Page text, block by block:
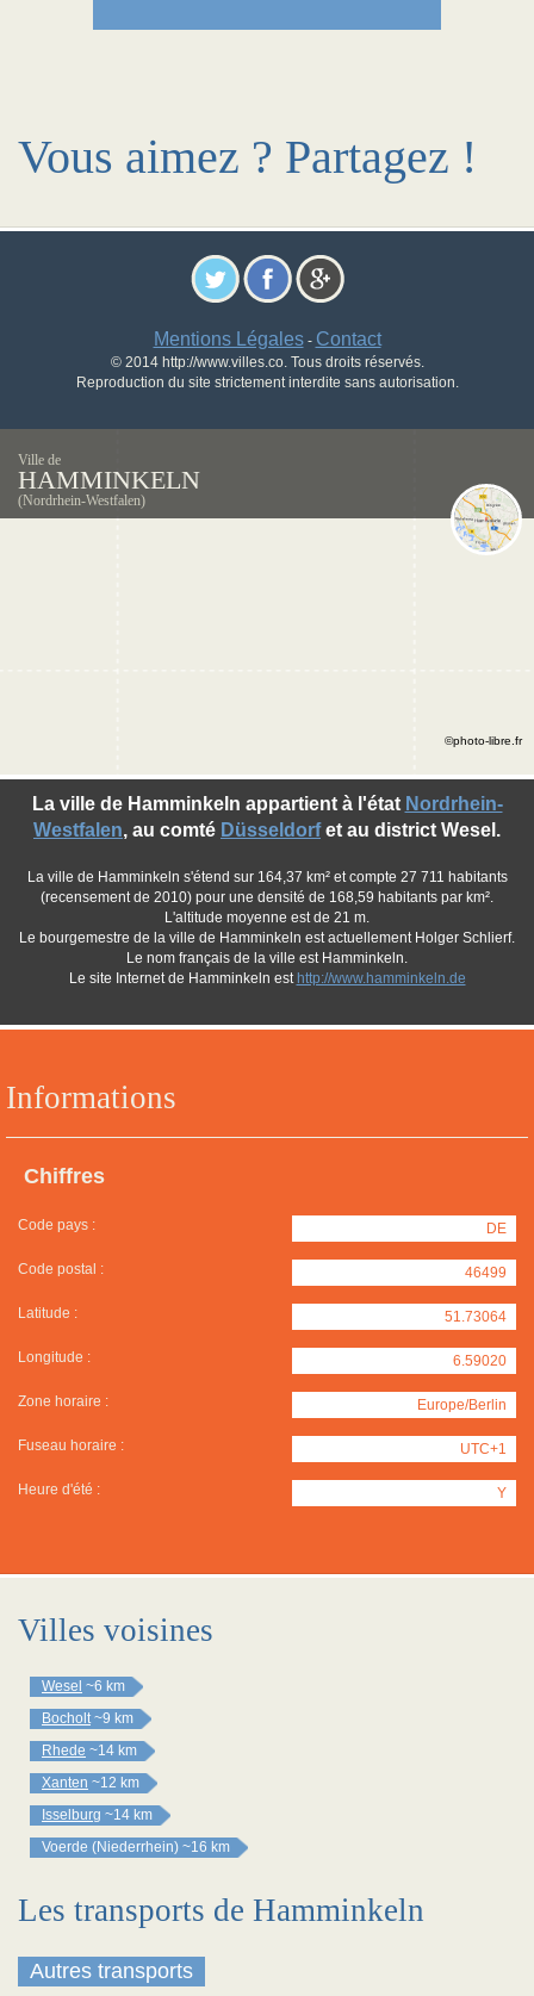
Vous aimez ? Partagez !
Mentions Légales- Contact
© 2014 http://www.villes.co. Tous droits réservés.
Reproduction du site strictement interdite sans autorisation.
Ville de
HAMMINKELN
(Nordrhein-Westfalen)
Informations
Chiffres
Code pays : DE
Code postal : 46499
Latitude : 51.73064
Longitude : 6.59020
Zone horaire : Europe/Berlin
Fuseau horaire : UTC+1
Heure d'été : Y
La ville de Hamminkeln appartient à l'état Nordrhein-
Westfalen, au comté Düsseldorfet au district Wesel.
La ville de Hamminkeln s'étend sur 164,37 km² et compte 27 711 habitants
(recensement de 2010) pour une densité de 168,59 habitants par km².
L'altitude moyenne est de 21 m.
Le bourgemestre de la ville de Hamminkeln est actuellement Holger Schlierf.
Le nom français de la ville est Hamminkeln.
Le site Internet de Hamminkeln est http://www.hamminkeln.de
©photo-libre.fr
Villes voisines
Wesel ~6 km
Bocholt ~9 km
Rhede ~14 km
Xanten ~12 km
Isselburg ~14 km
Voerde (Niederrhein) ~16 km
Les transports de Hamminkeln
Autres transports